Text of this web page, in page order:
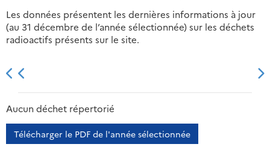
Les données présentent les dernières informations à jour
(au 31 décembre de l’année sélectionnée) sur les déchets
radioactifs présents sur le site.
2013 2014
Aucun déchet répertorié
Télécharger le PDF de l'année sélectionnée